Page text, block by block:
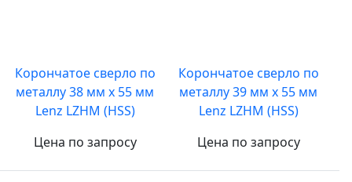
Корончатое сверло по
металлу 38 мм х 55 мм
Lenz LZHM (HSS)
Цена по запросу
Корончатое сверло по
металлу 39 мм х 55 мм
Lenz LZHM (HSS)
Цена по запросу